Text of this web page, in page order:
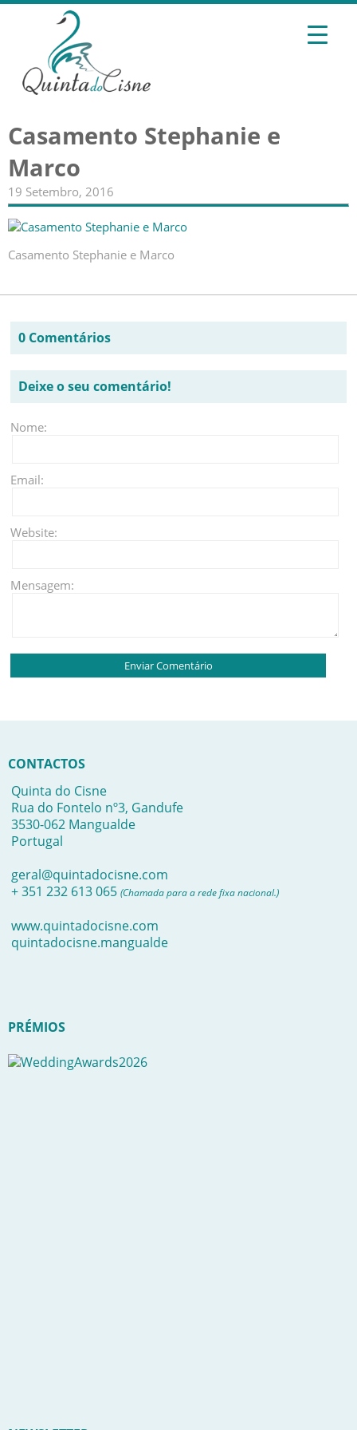
Casamento Stephanie e
Marco
19 Setembro, 2016
Casamento Stephanie e Marco
0 Comentários
Deixe o seu comentário!
Nome:
Email:
Website:
Mensagem:
CONTACTOS
Quinta do Cisne
Rua do Fontelo nº3, Gandufe
3530-062 Mangualde
Portugal
geral@quintadocisne.com
+ 351 232 613 065 (Chamada para a rede fixa nacional.)
www.quintadocisne.com
quintadocisne.mangualde
PRÉMIOS